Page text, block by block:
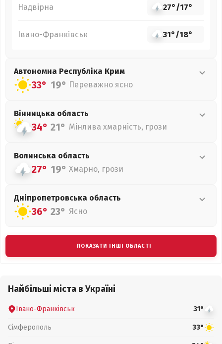
Надвірна 27°/17°
Івано-Франківськ 31°/18°
Автономна Республіка Крим
33° 19° Переважно ясно
Вінницька область
34° 21° Мінлива хмарність, грози
Волинська область
27° 19° Хмарно, грози
Дніпропетровська область
36° 23° Ясно
ПОКАЗАТИ ІНШІ ОБЛАСТІ
Найбільші міста в Україні
Івано-Франківськ 31°
Сімферополь 33°